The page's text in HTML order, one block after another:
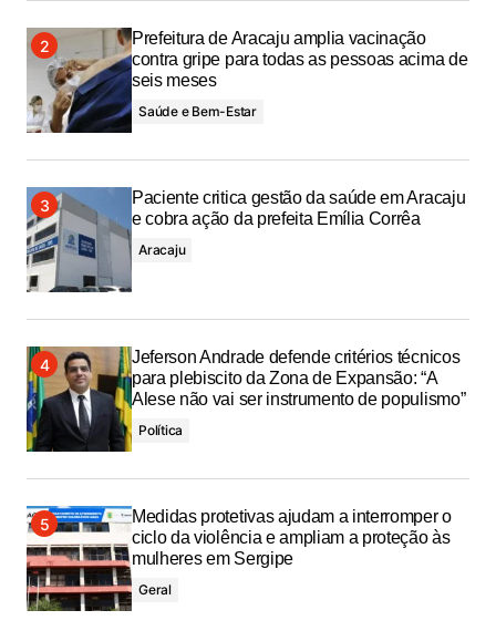
Prefeitura de Aracaju amplia vacinação
contra gripe para todas as pessoas acima de
seis meses
Saúde e Bem-Estar
Paciente critica gestão da saúde em Aracaju
e cobra ação da prefeita Emília Corrêa
Aracaju
Jeferson Andrade defende critérios técnicos
para plebiscito da Zona de Expansão: “A
Alese não vai ser instrumento de populismo”
Política
Medidas protetivas ajudam a interromper o
ciclo da violência e ampliam a proteção às
mulheres em Sergipe
Geral